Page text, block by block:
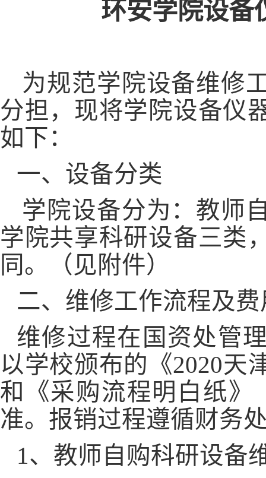
环安学院设备
为规范学院设备维修
分担，现将学院设备仪
如下：
一、设备分类
学院设备分为：教师
学院共享科研设备三类
同。（见附件）
二、维修工作流程及
维修过程在国资处管
以学校颁布的《2020天
和《采购流程明白纸》
准。报销过程遵循财务
1、教师自购科研设备